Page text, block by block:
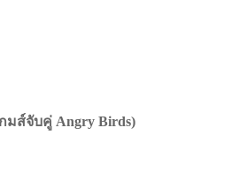
มส์จับคู่ Angry Birds)